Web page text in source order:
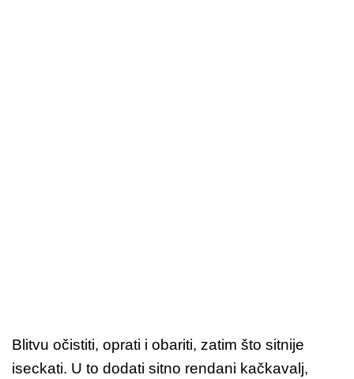
Blitvu očistiti, oprati i obariti, zatim što sitnije
iseckati. U to dodati sitno rendani kačkavalj,